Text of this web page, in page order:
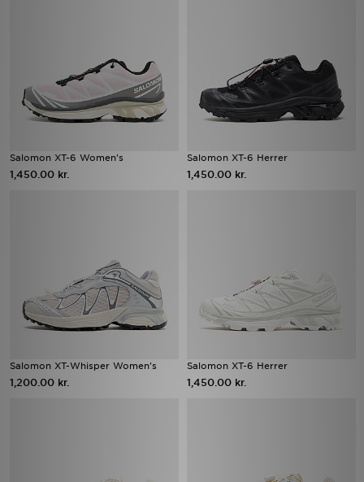
Salomon XT-6 Women's
1,450.00 kr.
Salomon XT-6 Herrer
1,450.00 kr.
Salomon XT-Whisper Women's
1,200.00 kr.
Salomon XT-6 Herrer
1,450.00 kr.